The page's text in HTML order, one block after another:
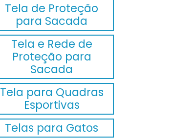
Tela de Proteção
para Sacada
Tela e Rede de
Proteção para
Sacada
Tela para Quadras
Esportivas
Telas para Gatos